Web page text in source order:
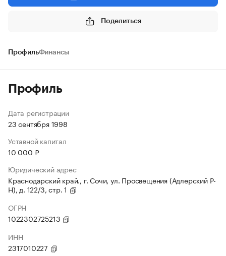
Поделиться
ПрофильФинансы
Профиль
Дата регистрации
23 сентября 1998
Уставной капитал
10 000 ₽
Юридический адрес
Краснодарский край., г. Сочи, ул. Просвещения (Адлерский Р-
Н), д. 122/3, стр. 1
ОГРН
1022302725213
ИНН
2317010227